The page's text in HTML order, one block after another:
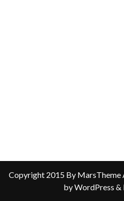
Copyright 2015 By MarsTheme
by WordPress